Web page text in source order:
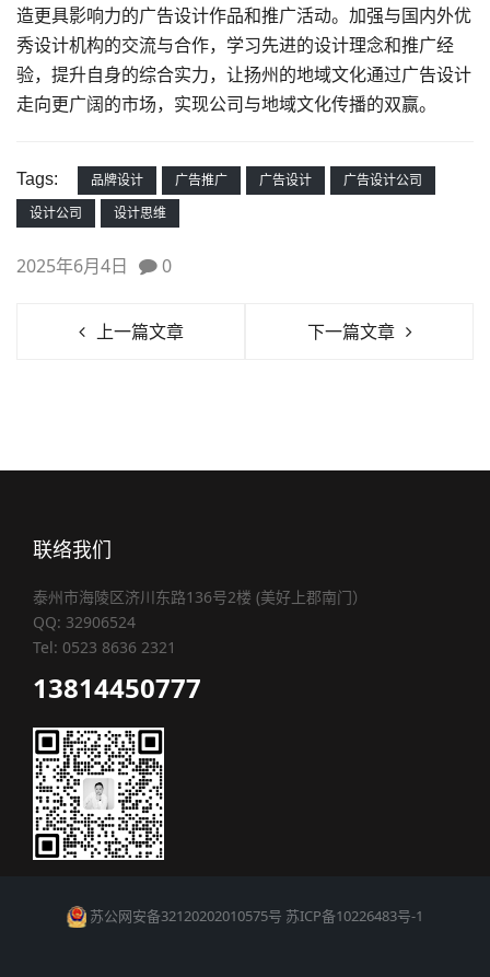
造更具影响力的广告设计作品和推广活动。加强与国内外优
秀设计机构的交流与合作，学习先进的设计理念和推广经
验，提升自身的综合实力，让扬州的地域文化通过广告设计
走向更广阔的市场，实现公司与地域文化传播的双赢。
Tags: 品牌设计 广告推广 广告设计
广告设计公司
设计公司
设计思维
2025年6月4日 0
上一篇文章 下一篇文章
联络我们
泰州市海陵区济川东路136号2楼 (美好上郡南门）
QQ: 32906524
Tel: 0523 8636 2321
13814450777
苏公网安备32120202010575号 苏ICP备10226483号-1